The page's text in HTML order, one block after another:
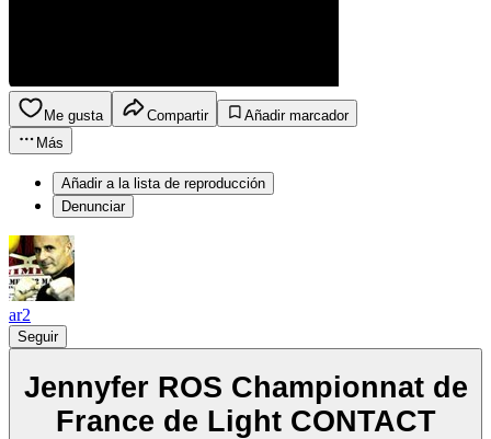
Me gusta Compartir
Añadir marcador
Más
Añadir a la lista de reproducción
Denunciar
ar2
Seguir
Jennyfer ROS Championnat de
France de Light CONTACT